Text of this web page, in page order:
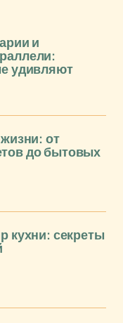
и
удивляют
от
до бытовых
кухни: секреты